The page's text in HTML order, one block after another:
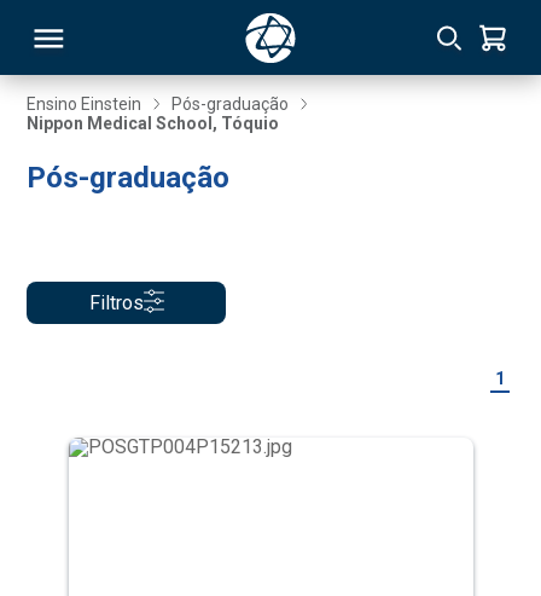
Ensino Einstein
Pós-graduação
Nippon Medical School, Tóquio
Pós-graduação
Filtros
1